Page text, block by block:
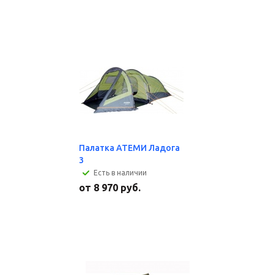
Палатка АТЕМИ Ладога
3
Есть в наличии
от 8 970 руб.